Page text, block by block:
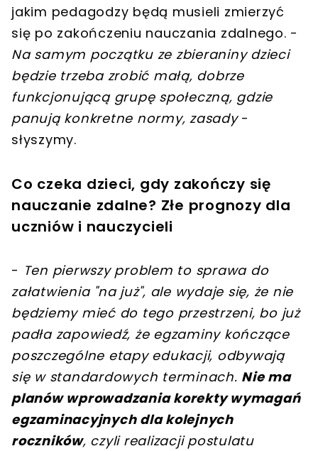
jakim pedagodzy będą musieli zmierzyć
się po zakończeniu nauczania zdalnego. -
Na samym początku ze zbieraniny dzieci
będzie trzeba zrobić małą, dobrze
funkcjonującą grupę społeczną, gdzie
panują konkretne normy, zasady-
słyszymy.
Co czeka dzieci, gdy zakończy się
nauczanie zdalne? Złe prognozy dla
uczniów i nauczycieli
- Ten pierwszy problem to sprawa do
załatwienia "na już", ale wydaje się, że nie
będziemy mieć do tego przestrzeni, bo już
padła zapowiedź, że egzaminy kończące
poszczególne etapy edukacji, odbywają
się w standardowych terminach. Nie ma
planów wprowadzania korekty wymagań
egzaminacyjnych dla kolejnych
roczników, czyli realizacji postulatu